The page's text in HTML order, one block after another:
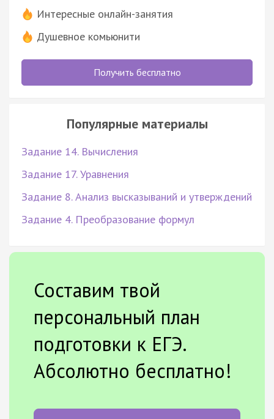
Интересные онлайн-занятия
Душевное комьюнити
Получить бесплатно
Популярные материалы
Задание 14. Вычисления
Задание 17. Уравнения
Задание 8. Анализ высказываний и утверждений
Задание 4. Преобразование формул
Составим твой
персональный план
подготовки к ЕГЭ.
Абсолютно бесплатно!